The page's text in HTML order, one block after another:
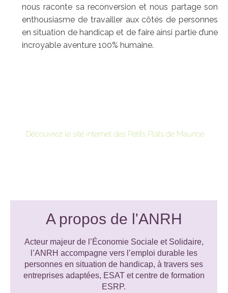
nous raconte sa reconversion et nous partage son
enthousiasme de travailler aux côtés de personnes
en situation de handicap et de faire ainsi partie d’une
incroyable aventure 100% humaine.
Découvrez le site internet des Petits Plats de Maurice
A propos de l'ANRH
Acteur majeur de l’Économie Sociale et Solidaire,
l’ANRH accompagne vers l’emploi durable les
personnes en situation de handicap, à travers ses
entreprises adaptées, ESAT et centre de formation
ESRP.